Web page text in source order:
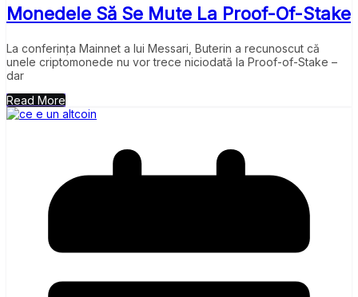
Monedele Să Se Mute La Proof-Of-Stake
La conferința Mainnet a lui Messari, Buterin a recunoscut că
unele criptomonede nu vor trece niciodată la Proof-of-Stake –
dar
Read More